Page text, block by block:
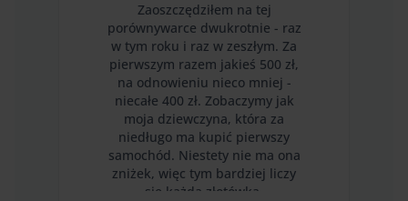
Zaoszczędziłem na tej
porównywarce dwukrotnie - raz
w tym roku i raz w zeszłym. Za
pierwszym razem jakieś 500 zł,
na odnowieniu nieco mniej -
niecałe 400 zł. Zobaczymy jak
moja dziewczyna, która za
niedługo ma kupić pierwszy
samochód. Niestety nie ma ona
zniżek, więc tym bardziej liczy
się każda złotówka.